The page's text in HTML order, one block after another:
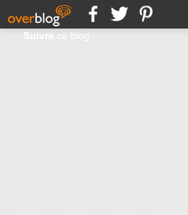
Suivrece blog